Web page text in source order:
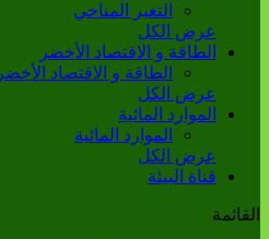
التغير المناخي
عرض الكل
الطاقة و الاقتصاد الأخضر
الطاقة و الاقتصاد الأخضر
عرض الكل
الموارد المائية
الموارد المائية
عرض الكل
قناة البيئة
القائمة